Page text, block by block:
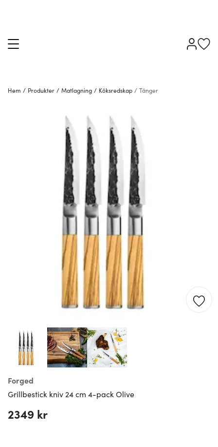
Hem / Produkter / Matlagning / Köksredskap / Tänger
Forged
Grillbestick kniv 24 cm 4-pack Olive
2349 kr